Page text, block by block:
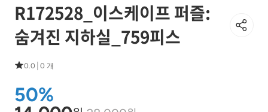
R172528_이스케이프 퍼즐:
숨겨진 지하실_759피스
0.0 0 개
50%